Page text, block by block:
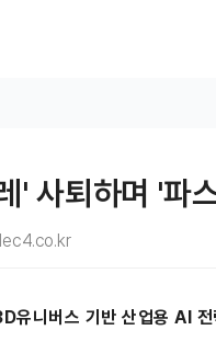
' 사퇴하며 '파
유니버스 기반 산업용 AI 전